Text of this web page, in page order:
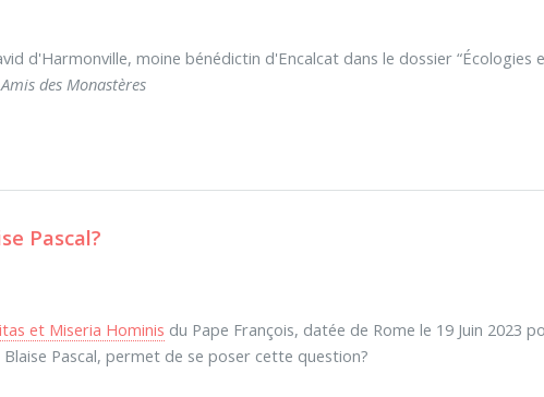
d'Harmonville, moine bénédictin d'Encalcat dans le dossier “Écologies
des Monastères
Pascal?
et Miseria Hominis du Pape François, datée de Rome le 19 Juin 2023
Pascal, permet de se poser cette question?